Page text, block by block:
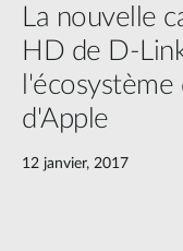
La nouvelle
HD de D-
d'Apple
12 janvier, 2017